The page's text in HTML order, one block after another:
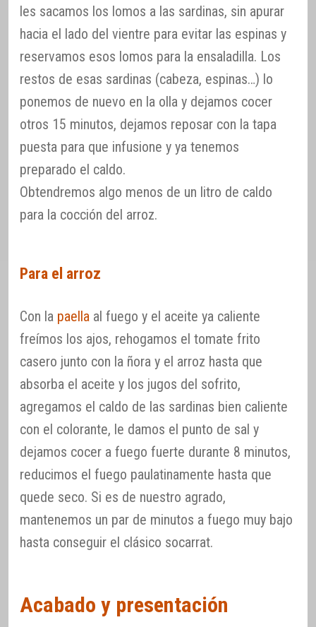
les sacamos los lomos a las sardinas, sin apurar
hacia el lado del vientre para evitar las espinas y
reservamos esos lomos para la ensaladilla. Los
restos de esas sardinas (cabeza, espinas…) lo
ponemos de nuevo en la olla y dejamos cocer
otros 15 minutos, dejamos reposar con la tapa
puesta para que infusione y ya tenemos
preparado el caldo.
Obtendremos algo menos de un litro de caldo
para la cocción del arroz.
Para el arroz
Con la paella al fuego y el aceite ya caliente
freímos los ajos, rehogamos el tomate frito
casero junto con la ñora y el arroz hasta que
absorba el aceite y los jugos del sofrito,
agregamos el caldo de las sardinas bien caliente
con el colorante, le damos el punto de sal y
dejamos cocer a fuego fuerte durante 8 minutos,
reducimos el fuego paulatinamente hasta que
quede seco. Si es de nuestro agrado,
mantenemos un par de minutos a fuego muy bajo
hasta conseguir el clásico socarrat.
Acabado y presentación